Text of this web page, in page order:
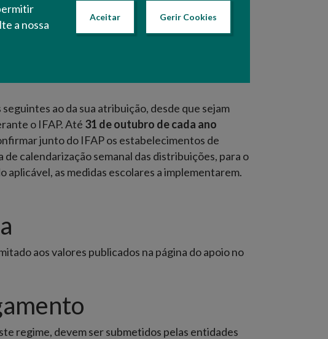
a nossa
Aceitar Gerir Cookies
público, para a execução das medidas
ao da sua atribuição, desde que sejam
o IFAP. Até 31 de outubro de cada ano
junto do IFAP os estabelecimentos de
calendarização semanal das distribuições, para o
aplicável, as medidas escolares a implementarem.
aos valores publicados na página do apoio no
regime, devem ser submetidos pelas entidades